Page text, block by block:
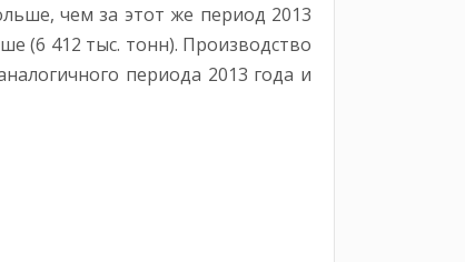
чем за этот же период 2013
(6 412 тыс. тонн). Производство
периода 2013 года и